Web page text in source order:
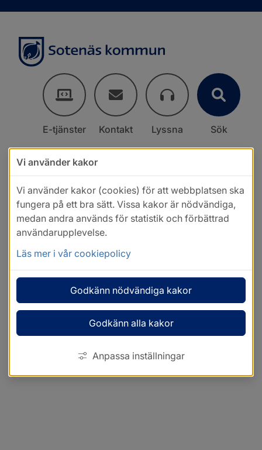
E-tjänster Kontakt Lyssna Sök
Vi använder kakor
Vi använder kakor (cookies) för att webbplatsen ska
fungera på ett bra sätt. Vissa kakor är nödvändiga,
medan andra används för statistik och förbättrad
användarupplevelse.
Läs mer i vår cookiepolicy
Godkänn nödvändiga kakor
Godkänn alla kakor
Anpassa inställningar